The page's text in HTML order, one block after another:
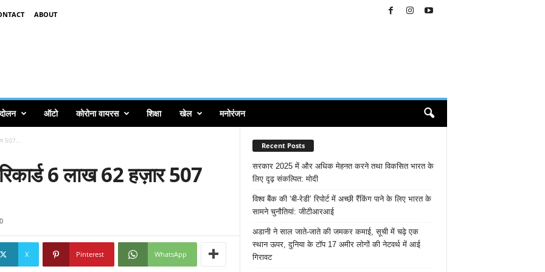
ABOUT
ऑटो कोरोना वायरस शिक्षा खेल मनोरंजन
507...
6 लाख 62 हज़ार 507
0
X Pinterest WhatsApp
Recent Posts
सरकार 2025 में और अधिक मेहनत करने तथा विकसित भारत के
लिए दृढ़ संकल्पित: माेदी
विश्व बैंक की ‘बी-रेडी’ रिपोर्ट में अच्छी रैंकिंग पाने के लिए भारत के
सामने चुनौतियां: जीटीआरआई
अडानी ने साल जाते-जाते की जमकर कमाई, सूची में चढ़े एक
स्थान ऊपर, दुनिया के टॉप 17 अमीर लोगों की नेटवर्थ में आई
गिरावट